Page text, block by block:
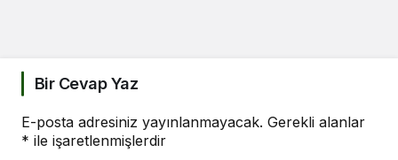
Bir Cevap Yaz
E-posta adresiniz yayınlanmayacak. Gerekli alanlar
* ile işaretlenmişlerdir